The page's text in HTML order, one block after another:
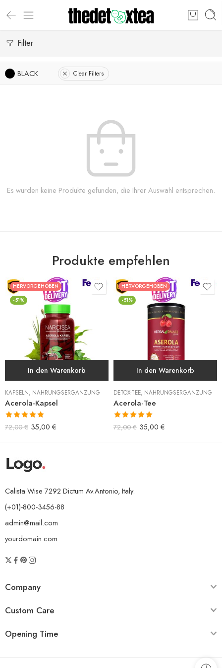
Filter
BLACK Clear Filters
Es wurden keine Produkte gefunden, die Ihrer Auswahl entsprechen.
Produkte empfehlen
HERVORGEHOBEN
-51%
In den Warenkorb
KAPSELN, NAHRUNGSERGÄNZUNG
Acerola-Kapsel
Bewertet mit
5.00von 5
72,00€ 35,00 €
HERVORGEHOBEN
-51%
In den Warenkorb
DETOX-TEE, NAHRUNGSERGÄNZUNG
Acerola-Tee
Bewertet mit
5.00von 5
72,00€ 35,00 €
Calista Wise 7292 Dictum Av.Antonio, Italy.
(+01)-800-3456-88
admin@mail.com
yourdomain.com
Company
Custom Care
Opening Time